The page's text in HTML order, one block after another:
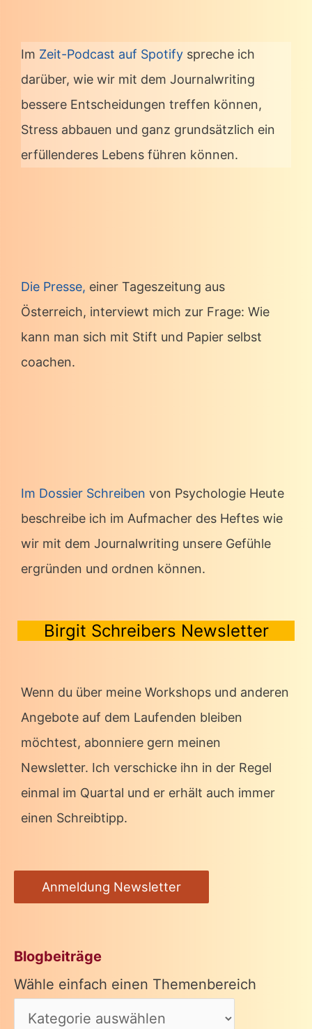
Im Zeit-Podcast auf Spotify spreche ich
darüber, wie wir mit dem Journalwriting
bessere Entscheidungen treffen können,
Stress abbauen und ganz grundsätzlich ein
erfüllenderes Lebens führen können.
Die Presse, einer Tageszeitung aus
Österreich, interviewt mich zur Frage: Wie
kann man sich mit Stift und Papier selbst
coachen.
Im Dossier Schreiben von Psychologie Heute
beschreibe ich im Aufmacher des Heftes wie
wir mit dem Journalwriting unsere Gefühle
ergründen und ordnen können.
Birgit Schreibers Newsletter
Wenn du über meine Workshops und anderen
Angebote auf dem Laufenden bleiben
möchtest, abonniere gern meinen
Newsletter. Ich verschicke ihn in der Regel
einmal im Quartal und er erhält auch immer
einen Schreibtipp.
Anmeldung Newsletter
Blogbeiträge
Wähle einfach einen Themenbereich